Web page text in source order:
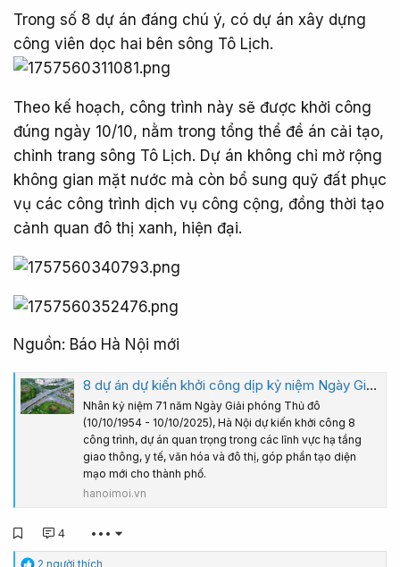
Trong số 8 dự án đáng chú ý, có dự án xây dựng
công viên dọc hai bên sông Tô Lịch.
Theo kế hoạch, công trình này sẽ được khởi công
đúng ngày 10/10, nằm trong tổng thể đề án cải tạo,
chỉnh trang sông Tô Lịch. Dự án không chỉ mở rộng
không gian mặt nước mà còn bổ sung quỹ đất phục
vụ các công trình dịch vụ công cộng, đồng thời tạo
cảnh quan đô thị xanh, hiện đại.
Nguồn: Báo Hà Nội mới
8 dự án dự kiến khởi công dịp kỷ niệm Ngày Giải phóng Thủ đô
Nhân kỷ niệm 71 năm Ngày Giải phóng Thủ đô
(10/10/1954 - 10/10/2025), Hà Nội dự kiến khởi công 8
công trình, dự án quan trọng trong các lĩnh vực hạ tầng
giao thông, y tế, văn hóa và đô thị, góp phần tạo diện
mạo mới cho thành phố.
hanoimoi.vn
4 •••
C
2 người thích